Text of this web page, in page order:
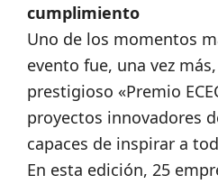
cumplimiento
Uno de los momentos
evento fue, una vez
prestigioso «Premio
proyectos innovadores
capaces de inspirar a
En esta edición, 25